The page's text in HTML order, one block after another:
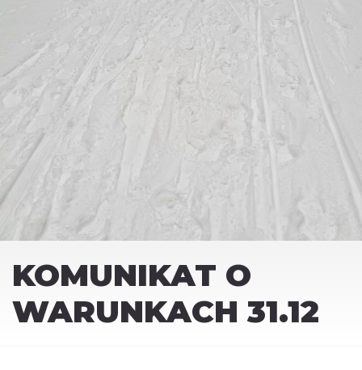
KOMUNIKAT O
WARUNKACH 31.12